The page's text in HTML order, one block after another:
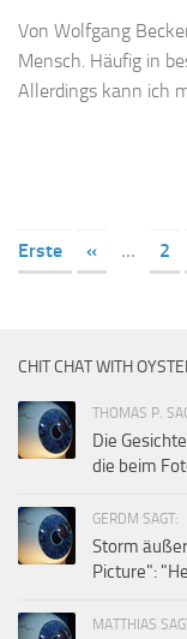
Von Wolfgang
Mensch. Häufig in
Allerdings kann ich
Erste
« ... 2
CHIT CHAT WITH
THOMAS P.
Die
die beim
GERDM SAGT:
Storm
Picture":
MATTHIAS